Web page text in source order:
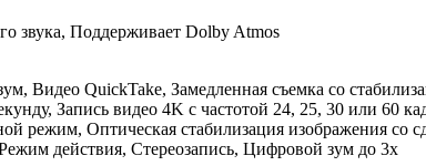
звука, Поддерживает Dolby Atmos
Видео QuickTake, Замедленная съемка со
Запись видео 4K с частотой 24, 25, 30 или 60
режим, Оптическая стабилизация изображения со
действия, Стереозапись, Цифровой зум до 3x